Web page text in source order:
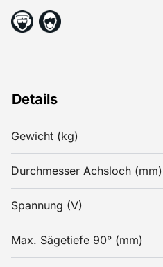
Details
Gewicht (kg)
Durchmesser Achsloch (mm)
Spannung (V)
Max. Sägetiefe 90° (mm)